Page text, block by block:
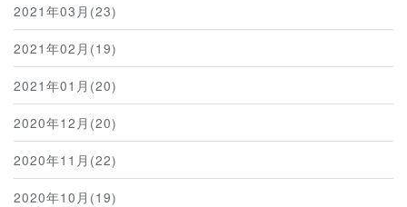
2021年03月(23)
2021年02月(19)
2021年01月(20)
2020年12月(20)
2020年11月(22)
2020年10月(19)